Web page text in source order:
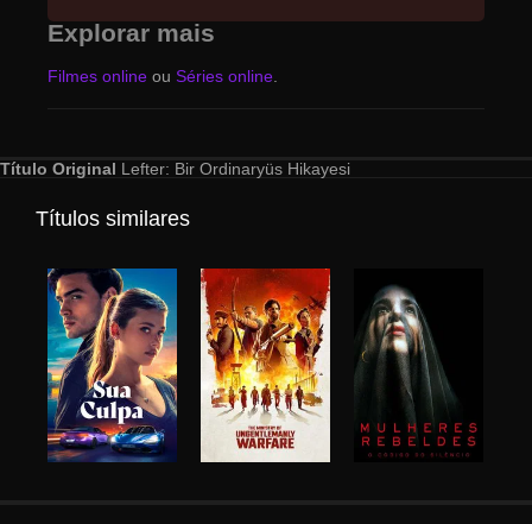
Explorar mais
Filmes online ou Séries online
Título Original Lefter: Bir Ordinaryüs Hikayesi
Títulos similares